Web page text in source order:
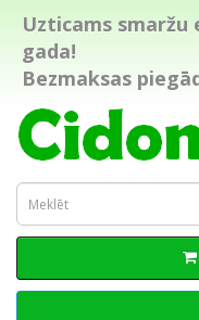
Uzticams smaržu
gada!
Bezmaksas